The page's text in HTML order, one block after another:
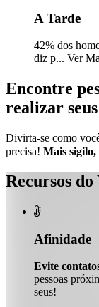
A Tarde
42% dos
diz p... Ver
Encontre
realizar
Divirta-se como
precisa! Mais sigilo,
Recursos do

Afinidade
Evite
pessoas
seus!